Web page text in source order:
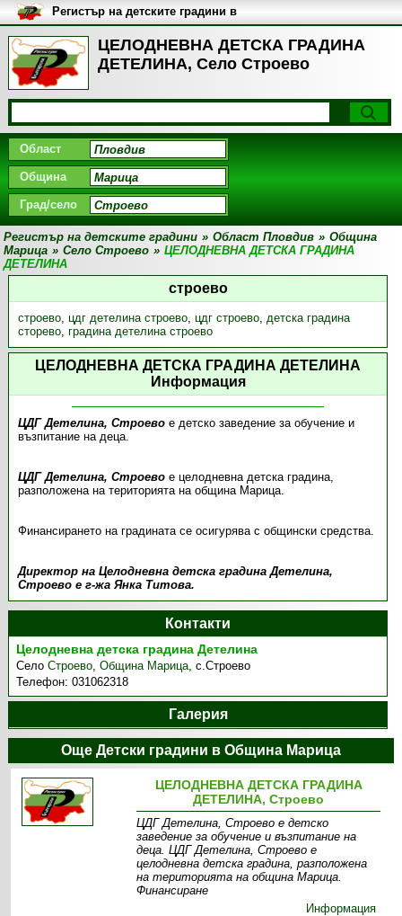
ЦЕЛОДНЕВНА ДЕТСКА ГРАДИНА
ДЕТЕЛИНА, Село Строево
Регистър на детските градини в
България
Област
Община
Град/село
Регистър на детските градини » Област Пловдив » Община
Марица » Село Строево » ЦЕЛОДНЕВНА ДЕТСКА ГРАДИНА
ДЕТЕЛИНА
строево
строево, цдг детелина строево, цдг строево, детска градина
сторево, градина детелина строево
ЦЕЛОДНЕВНА ДЕТСКА ГРАДИНА ДЕТЕЛИНА
Информация
ЦДГ Детелина, Строевое детско заведение за обучение и
възпитание на деца.
ЦДГ Детелина, Строево е целодневна детска градина,
разположена на територията на община Марица.
Финансирането на градината се осигурява с общински средства.
Директор на Целодневна детска градина Детелина,
Строево е г-жа Янка Титова.
Контакти
Целодневна детска градина Детелина
СелоСтроево,Община Марица,с.Строево
Телефон:031062318
Галерия
Още Детски градини в Община Марица
ЦЕЛОДНЕВНА ДЕТСКА ГРАДИНА
ДЕТЕЛИНА, Строево
ЦДГ Детелина, Строево е детско
заведение за обучение и възпитание на
деца. ЦДГ Детелина, Строево е
целодневна детска градина, разположена
на територията на община Марица.
Финансиране
Информация